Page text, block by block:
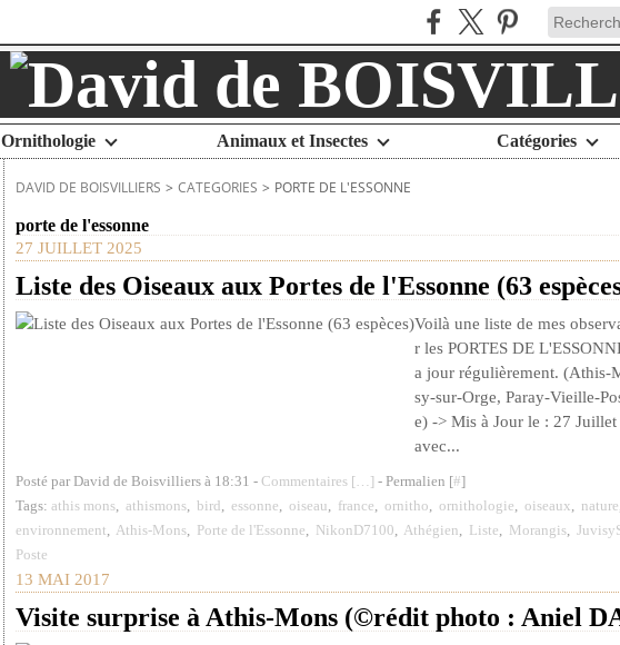
Ornithologie Animaux et Insectes Catégories
DAVID DE BOISVILLIERS > CATEGORIES > PORTE DE L'ESSONNE
porte de l'essonne
27 JUILLET 2025
Liste des Oiseaux aux Portes de l'Essonne (63
Voilà une liste de mes
r les PORTES DE
a jour régulièrement. (Athis-
sy-sur-Orge, Paray-Vieille-
e) -> Mis à Jour le : 27
avec...
Posté par David de Boisvilliers à 18:31 - Commentaires [… ] - Permalien [#]
Tags: athis mons, athismons, bird, essonne, oiseau, france, ornitho, ornithologie, oiseaux, nature
environnement, Athis-Mons, Porte de l'Essonne, NikonD7100, Athégien, Liste, Morangis,
Poste
13 MAI 2017
Visite surprise à Athis-Mons (©rédit photo : Aniel